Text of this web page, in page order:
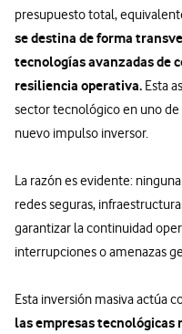
presupuesto total,
se destina de forma
tecnologías avanzadas de
resiliencia operativa. Esta
sector tecnológico en uno
nuevo impulso inversor.
La razón es evidente:
redes seguras,
garantizar la continuidad
interrupciones o amenazas
Esta inversión masiva actúa
las empresas tecnológicas